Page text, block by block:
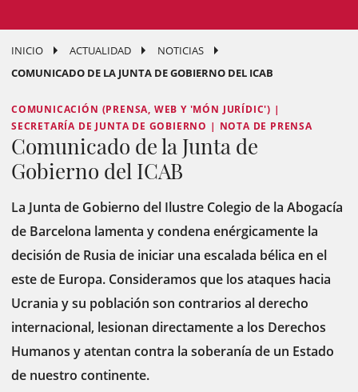
INICIO ACTUALIDAD
NOTICIAS
COMUNICADO DE LA JUNTA DE GOBIERNO DEL ICAB
COMUNICACIÓN (PRENSA, WEB Y 'MÓN JURÍDIC') |
SECRETARÍA DE JUNTA DE GOBIERNO | NOTA DE PRENSA
Comunicado de la Junta de
Gobierno del ICAB
La Junta de Gobierno del Ilustre Colegio de la Abogacía
de Barcelona lamenta y condena enérgicamente la
decisión de Rusia de iniciar una escalada bélica en el
este de Europa. Consideramos que los ataques hacia
Ucrania y su población son contrarios al derecho
internacional, lesionan directamente a los Derechos
Humanos y atentan contra la soberanía de un Estado
de nuestro continente.